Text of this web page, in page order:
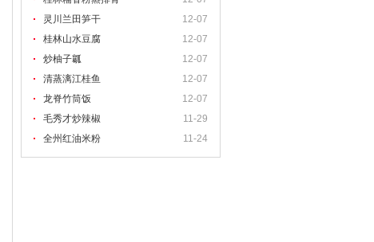
12-07
灵川兰田笋干
12-07
桂林山水豆腐
12-07
炒柚子瓤
12-07
清蒸漓江桂鱼
12-07
龙脊竹筒饭
11-29
毛秀才炒辣椒
11-24
全州红油米粉